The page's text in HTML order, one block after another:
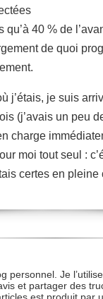
40 % de
de quoi
j’étais, je suis
(j’avais un peu
charge
moi tout seul :
certes en
personnel. Je
et partager des